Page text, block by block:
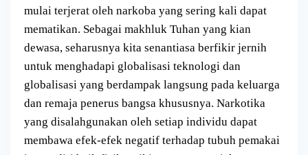
mulai terjerat oleh narkoba yang sering kali dapat
mematikan. Sebagai makhluk Tuhan yang kian
dewasa, seharusnya kita senantiasa berfikir jernih
untuk menghadapi globalisasi teknologi dan
globalisasi yang berdampak langsung pada keluarga
dan remaja penerus bangsa khususnya. Narkotika
yang disalahgunakan oleh setiap individu dapat
membawa efek-efek negatif terhadap tubuh pemakai